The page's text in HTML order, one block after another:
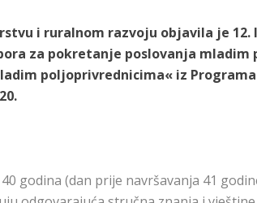
i ruralnom razvoju objavila je 12.
za pokretanje poslovanja mladim
poljoprivrednicima« iz
godina (dan prije navršavanja 41